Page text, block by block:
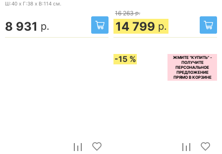
Ш:40 x Г:38 x В:114 см.
8 931 р.
16 263 р.
14 799 р.
-15 %